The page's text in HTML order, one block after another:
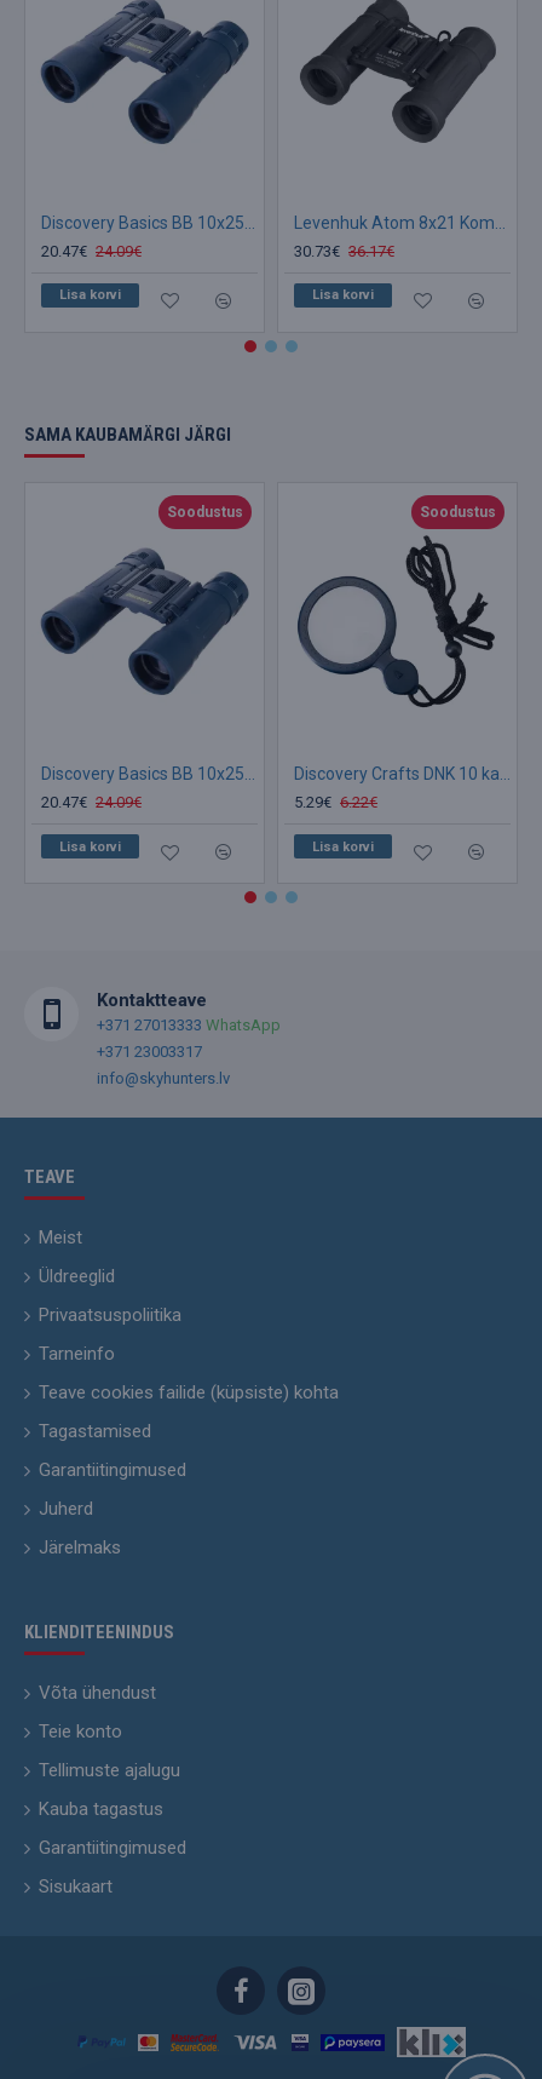
20.47€ 24.09€
Lisa korvi
30.73€ 36.17€
Lisa korvi
SAMA KAUBAMÄRGI JÄRGI
Soodustus
20.47€ 24.09€
Lisa korvi
Soodustus
5.29€ 6.22€
Lisa korvi
Kontaktteave
+371 27013333 WhatsApp
+371 23003317
info@skyhunters.lv
TEAVE
Meist
Üldreeglid
Privaatsuspoliitika
Tarneinfo
Teave cookies failide (küpsiste) kohta
Tagastamised
Garantiitingimused
Juherd
Järelmaks
KLIENDITEENINDUS
Võta ühendust
Teie konto
Tellimuste ajalugu
Kauba tagastus
Garantiitingimused
Sisukaart